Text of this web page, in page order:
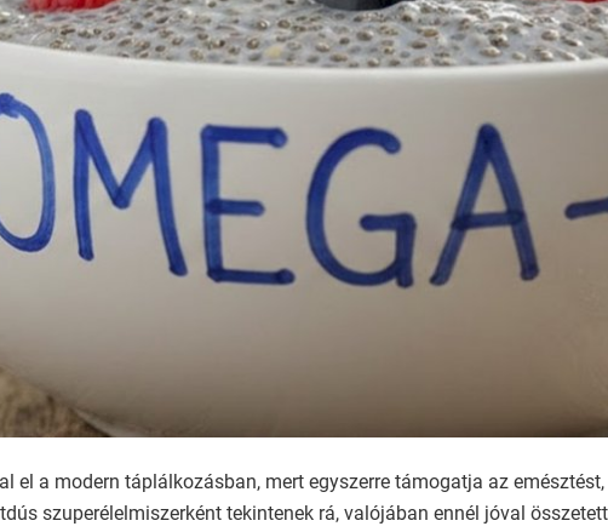
el a modern táplálkozásban, mert egyszerre támogatja az
szuperélelmiszerként tekintenek rá, valójában ennél jóval